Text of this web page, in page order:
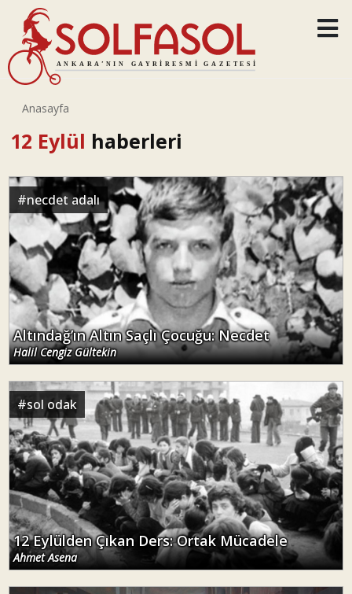
Anasayfa
12 Eylül haberleri
#necdet adalı
Altındağ’ın Altın Saçlı Çocuğu: Necdet
Halil Cengiz Gültekin
#sol odak
12 Eylülden Çıkan Ders: Ortak Mücadele
Ahmet Asena